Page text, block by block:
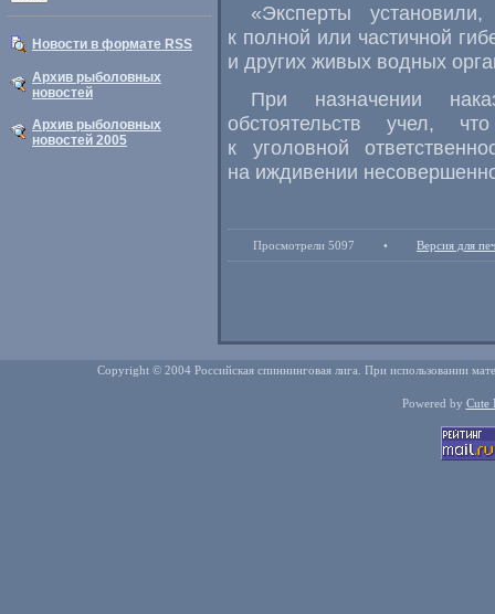
Новости в формате RSS
Архив рыболовных
новостей
Архив рыболовных
новостей 2005
«Эксперты
к полной или частичной
и других живых водных
При назначении
обстоятельств учел,
к уголовной
на иждивении
Просмотрели 5097 • Версия для
Copyright © 2004 Российская спиннинговая лига. При использовании
Powered by Cute